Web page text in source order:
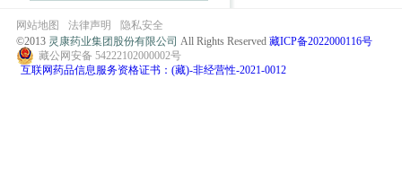
网站地图 法律声明
隐私安全
©2013 灵康药业集团股份有限公司 All Rights Reserved 藏ICP备2022000116号
藏公网安备 54222102000002号
互联网药品信息服务资格证书：(藏)-非经营性-2021-0012